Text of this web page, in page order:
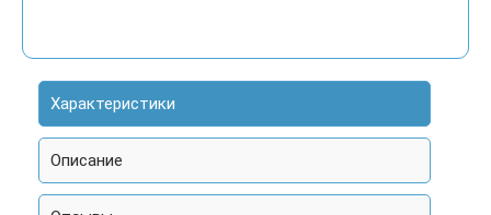
Характеристики
Описание